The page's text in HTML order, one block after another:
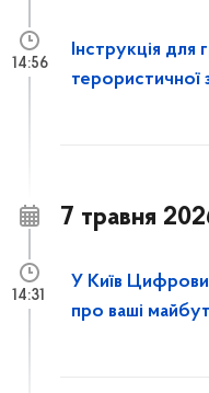
Інструкція
терористичної
14:56
7 травня
У Київ
про ваші
14:31